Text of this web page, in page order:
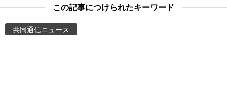
この記事につけられたキーワード
共同通信ニュース